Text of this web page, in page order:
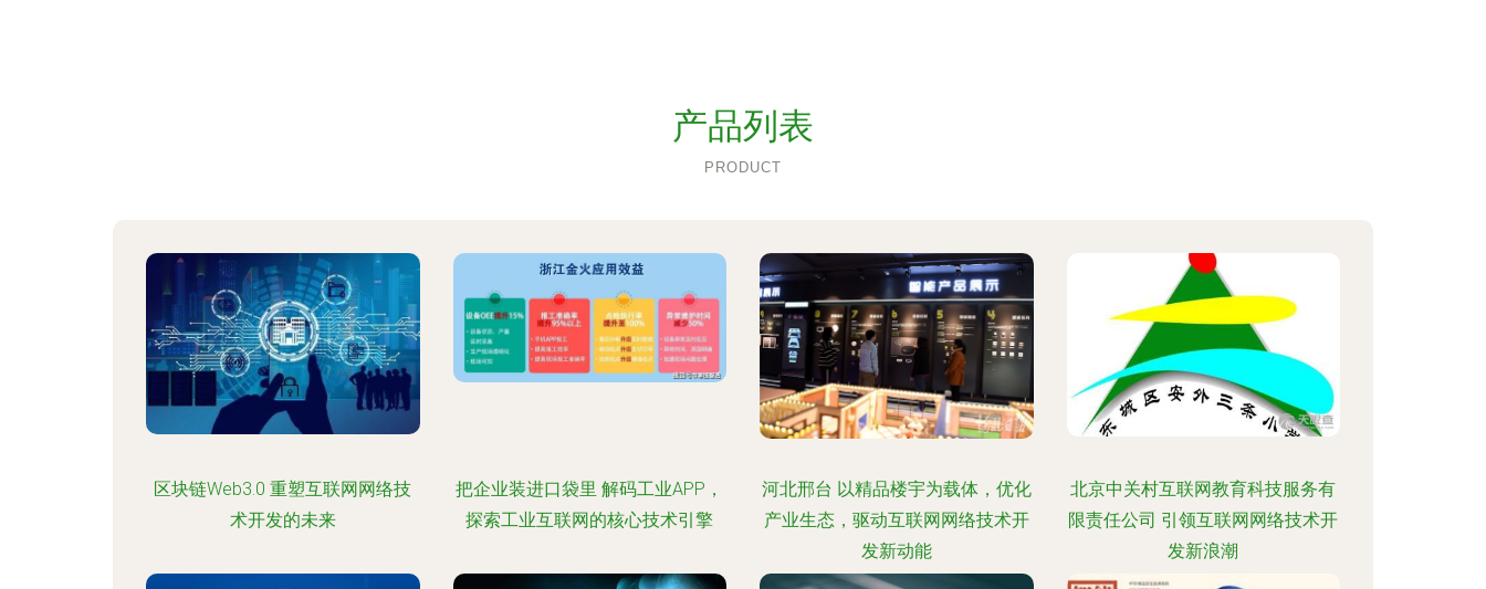
产品列表
PRODUCT
区块链Web3.0 重塑互联网网络技
术开发的未来
把企业装进口袋里 解码工业APP，
探索工业互联网的核心技术引擎
河北邢台 以精品楼宇为载体，优化
产业生态，驱动互联网网络技术开
发新动能
北京中关村互联网教育科技服务有
限责任公司 引领互联网网络技术开
发新浪潮